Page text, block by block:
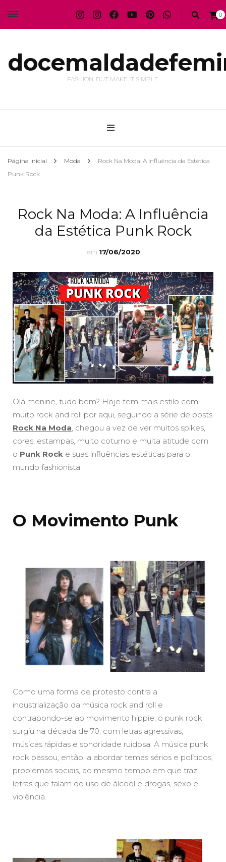
0
FASHION. BUT MAKE IT SIMPLE.
Página inicial Moda
Rock Na Moda: A Influência da Estética
Punk Rock
Rock Na Moda: A Influência
da Estética Punk Rock
em 17/06/2020
Olá menine, tudo bem? Hoje tem mais estilo com
muito rock and roll por aqui, seguindo a série de posts
Rock Na Moda , chegou a vez de ver muitos spikes,
cores, estampas, muito coturno e muita atitude com
o Punk Rock e suas influências estéticas para o
mundo fashionista.
O Movimento Punk
Como uma forma de protesto contra a
industrialização da música rock and roll e
contrapondo-se ao movimento hippie, o punk rock
surgiu na década de 70, com letras agressivas,
músicas rápidas e sonoridade ruidosa. A música punk
rock passou, então, a abordar temas sérios e políticos,
problemas sociais, ao mesmo tempo em que traz
letras que falam do uso de álcool e drogas, sexo e
violência.